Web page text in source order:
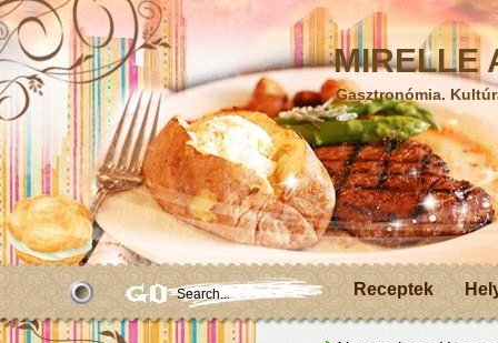
MIRELLE
Gasztronómia.
Receptek